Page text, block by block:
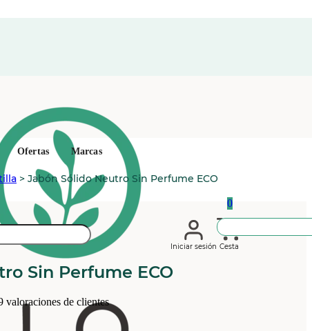
Iniciar sesión
0
Cesta
Ofertas Marcas
> Jabón Sólido Neutro Sin Perfume ECO
Sin Perfume ECO
valoraciones de clientes